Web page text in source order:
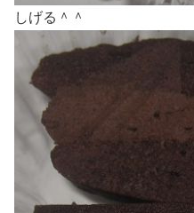
しげる＾＾